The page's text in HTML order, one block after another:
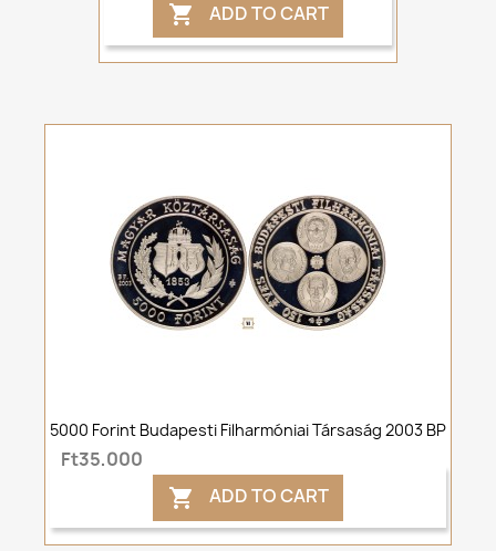
 ADD TO CART
5000 Forint Budapesti Filharmóniai Társaság 2003 BP
Ft35,000
 ADD TO CART